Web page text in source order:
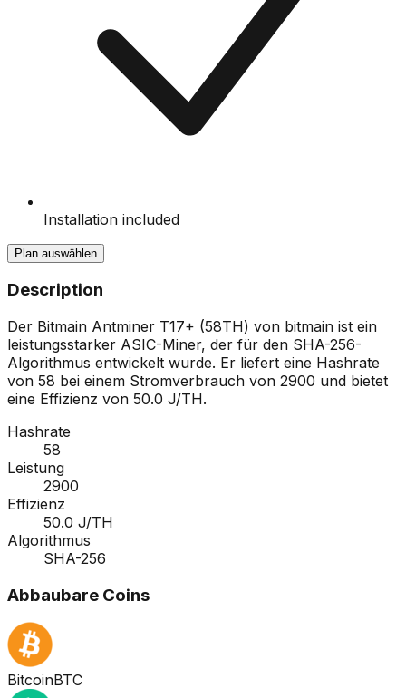
Installation included
Plan auswählen
Description
Der Bitmain Antminer T17+ (58TH) von bitmain ist ein
leistungsstarker ASIC-Miner, der für den SHA-256-
Algorithmus entwickelt wurde. Er liefert eine Hashrate
von 58 bei einem Stromverbrauch von 2900 und bietet
eine Effizienz von 50.0 J/TH.
Hashrate
58
Leistung
2900
Effizienz
50.0 J/TH
Algorithmus
SHA-256
Abbaubare Coins
BitcoinBTC